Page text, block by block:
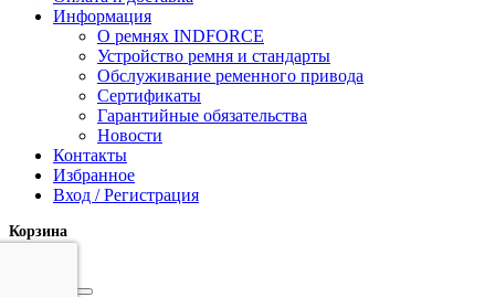
Информация
О ремнях INDFORCE
Устройство ремня и стандарты
Обслуживание ременного привода
Сертификаты
Гарантийные обязательства
Новости
Контакты
Избранное
Вход / Регистрация
Корзина